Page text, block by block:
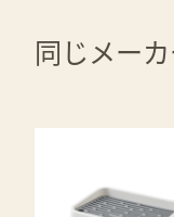
同じメー